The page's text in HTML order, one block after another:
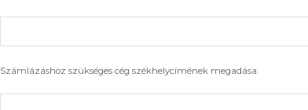
Számlázáshoz szükséges cég székhelycímének megadása.